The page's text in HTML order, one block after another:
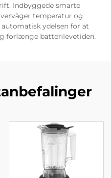
Indbyggede smarte
temperatur og
ydelsen for at
forlænge batterilevetiden.